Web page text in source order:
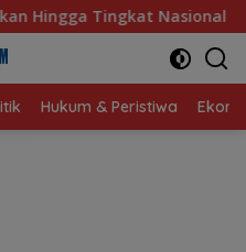
Masak Serba Ikan
Hukum & Peristiwa